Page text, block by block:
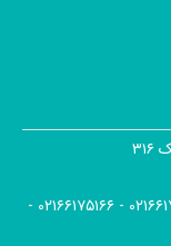
۰۲۱۶۶۴۸۰۸۸۶ - ۰۲۱۶۶۴۸۰۸۸۷ - ۰۲۱۶۶۱۷۵۱۵۷ - ۰۲۱۶۶۱۷۵۱۶۶ -